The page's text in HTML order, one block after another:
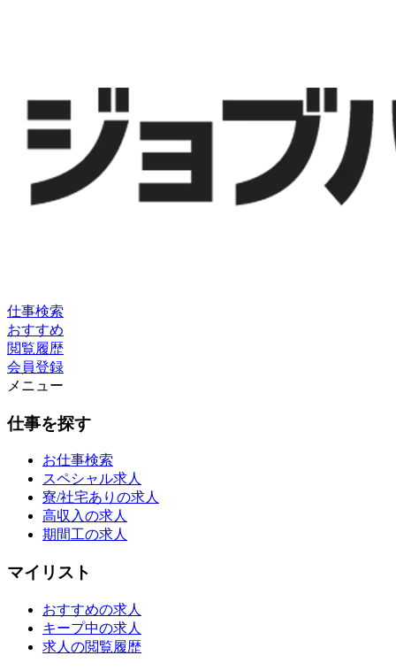
仕事検索
おすすめ
閲覧履歴
会員登録
メニュー
仕事を探す
お仕事検索
スペシャル求人
寮/社宅ありの求人
高収入の求人
期間工の求人
マイリスト
おすすめの求人
キープ中の求人
求人の閲覧履歴